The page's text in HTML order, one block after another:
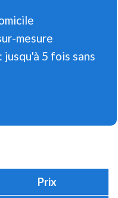
mesure
5 fois sans
Prix